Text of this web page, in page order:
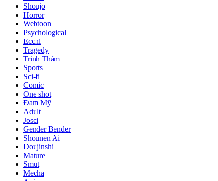
Shoujo
Horror
Webtoon
Psychological
Ecchi
Tragedy
Trinh Thám
Sports
Sci-fi
Comic
One shot
Đam Mỹ
Adult
Josei
Gender Bender
Shounen Ai
Doujinshi
Mature
Smut
Mecha